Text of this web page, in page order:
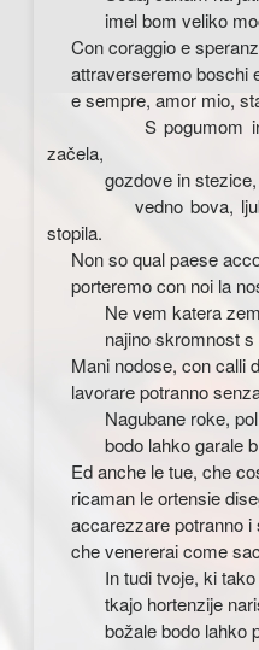
imel bom veliko
Con coraggio e
attraverseremo boschi
e sempre, amor mio,
S pogumom in
začela,
gozdove in stezice,
vedno bova,
stopila.
Non so qual paese
porteremo con noi la
Ne vem katera
najino skromnost s
Mani nodose, con calli
lavorare potranno
Nagubane roke,
bodo lahko garale
Ed anche le tue, che
ricaman le ortensie
accarezzare potranno i
che venererai come
In tudi tvoje, ki tako
tkajo hortenzije
božale bodo lahko